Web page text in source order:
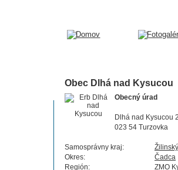
Obec Dlhá nad Kysucou
Obecný úrad
Dlhá nad Kysucou
023 54 Turzovka
Samosprávny kraj:
Žilinský
Okres:
Čadca
Región:
ZMO